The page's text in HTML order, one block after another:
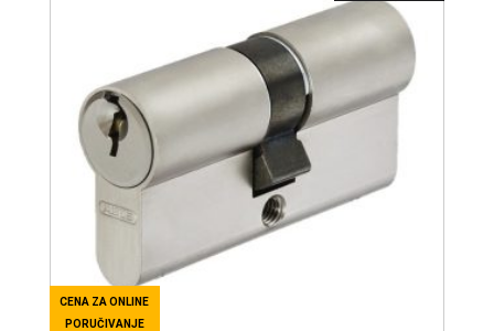
CENA ZA ONLINE
PORUČIVANJE